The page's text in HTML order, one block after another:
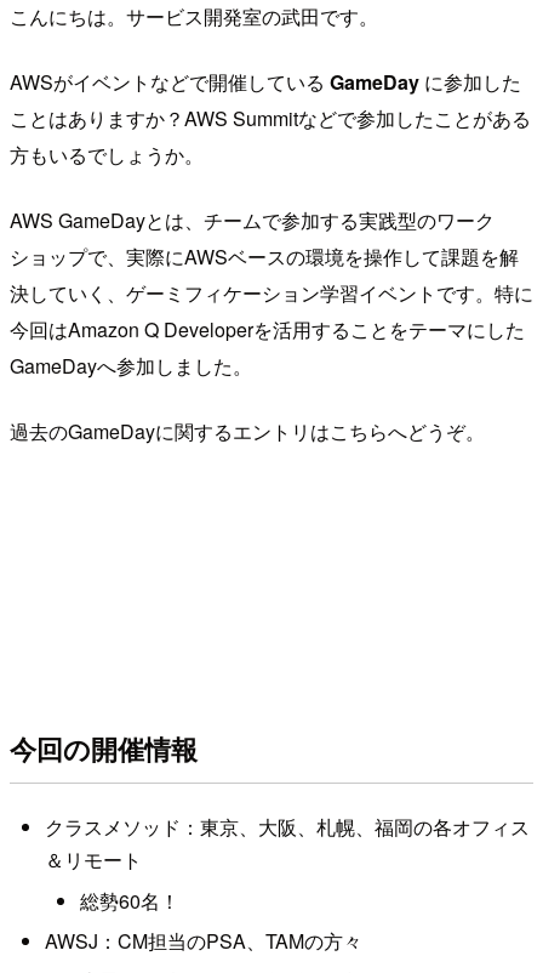
こんにちは。サービス開発室の武田です。
AWSがイベントなどで開催している GameDay に参加した
ことはありますか？AWS Summitなどで参加したことがある
方もいるでしょうか。
AWS GameDayとは、チームで参加する実践型のワーク
ショップで、実際にAWSベースの環境を操作して課題を解
決していく、ゲーミフィケーション学習イベントです。特に
今回はAmazon Q Developerを活用することをテーマにした
GameDayへ参加しました。
過去のGameDayに関するエントリはこちらへどうぞ。
今回の開催情報
クラスメソッド：東京、大阪、札幌、福岡の各オフィス
＆リモート
総勢60名！
AWSJ：CM担当のPSA、TAMの方々